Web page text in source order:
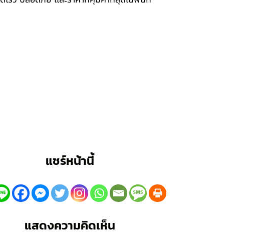
แชร์หน้านี้
แสดงความคิดเห็น